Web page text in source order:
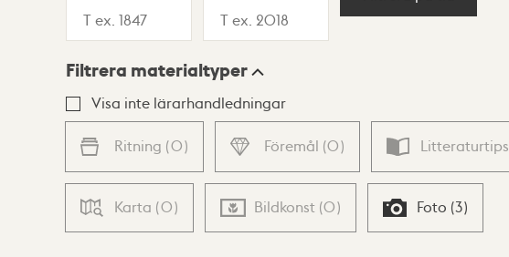
Lista Karta
Filtrera materialtyper
Visa inte lärarhandledningar
Ritning (0) Föremål (0) Litteraturtips
Karta (0) Bildkonst (0) Foto (3)